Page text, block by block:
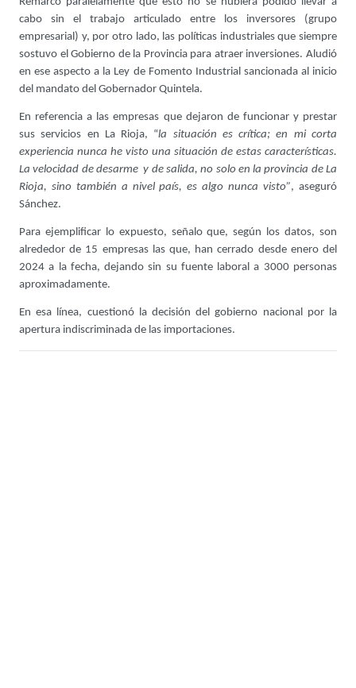
cabo sin el trabajo articulado entre los inversores (grupo
empresarial) y, por otro lado, las políticas industriales que siempre
sostuvo el Gobierno de la Provincia para atraer inversiones. Aludió
en ese aspecto a la Ley de Fomento Industrial sancionada al inicio
del mandato del Gobernador Quintela.
En referencia a las empresas que dejaron de funcionar y prestar
sus servicios en La Rioja, “la situación es crítica; en mi corta
experiencia nunca he visto una situación de estas características.
La velocidad de desarme y de salida, no solo en la provincia de La
Rioja, sino también a nivel país, es algo nunca visto”, aseguró
Sánchez.
Para ejemplificar lo expuesto, señalo que, según los datos, son
alrededor de 15 empresas las que, han cerrado desde enero del
2024 a la fecha, dejando sin su fuente laboral a 3000 personas
aproximadamente.
En esa línea, cuestionó la decisión del gobierno nacional por la
apertura indiscriminada de las importaciones.